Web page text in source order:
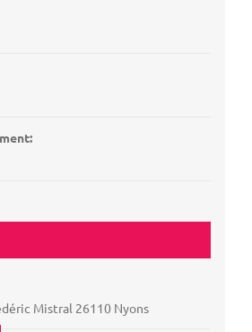
Mistral 26110 Nyons